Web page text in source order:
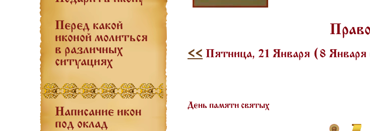
Перед какой
иконой молиться
в различных
ситуациях
Написание икон
под оклад
<< Пятница, 21 Января (8 Января
День памяти святых